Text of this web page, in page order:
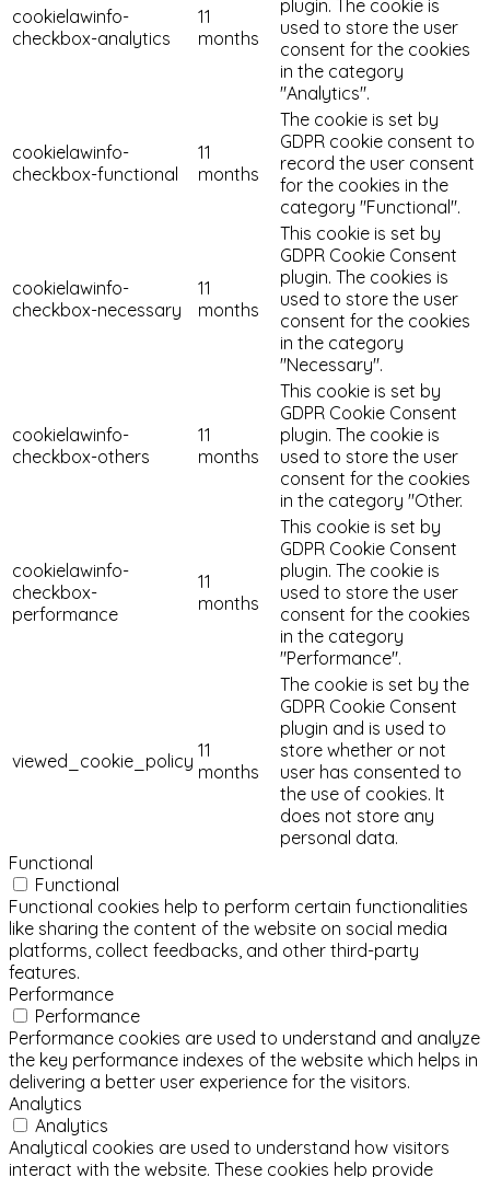
cookielawinfo-
checkbox-analytics
11
months
plugin. The cookie is
used to store the user
consent for the cookies
in the category
"Analytics".
cookielawinfo-
checkbox-functional
11
months
The cookie is set by
GDPR cookie consent to
record the user consent
for the cookies in the
category "Functional".
cookielawinfo-
checkbox-necessary
11
months
This cookie is set by
GDPR Cookie Consent
plugin. The cookies is
used to store the user
consent for the cookies
in the category
"Necessary".
cookielawinfo-
checkbox-others
11
months
This cookie is set by
GDPR Cookie Consent
plugin. The cookie is
used to store the user
consent for the cookies
in the category "Other.
cookielawinfo-
checkbox-
performance
11
months
This cookie is set by
GDPR Cookie Consent
plugin. The cookie is
used to store the user
consent for the cookies
in the category
"Performance".
viewed_cookie_policy 11
months
The cookie is set by the
GDPR Cookie Consent
plugin and is used to
store whether or not
user has consented to
the use of cookies. It
does not store any
personal data.
Functional
Functional
Functional cookies help to perform certain functionalities
like sharing the content of the website on social media
platforms, collect feedbacks, and other third-party
features.
Performance
Performance
Performance cookies are used to understand and analyze
the key performance indexes of the website which helps in
delivering a better user experience for the visitors.
Analytics
Analytics
Analytical cookies are used to understand how visitors
interact with the website. These cookies help provide